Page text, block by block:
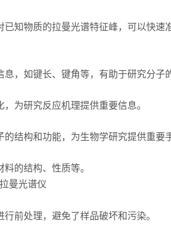
物质的拉曼光谱特征峰，可以快速
如键长、键角等，有助于研究分子
为研究反应机理提供重要信息。
构和功能，为生物学研究提供重要手
的结构、性质等。
前处理，避免了样品破坏和污染。